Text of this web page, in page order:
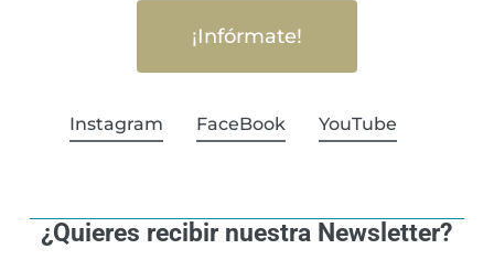
¡Infórmate!
Instagram FaceBook YouTube
¿Quieres recibir nuestra Newsletter?